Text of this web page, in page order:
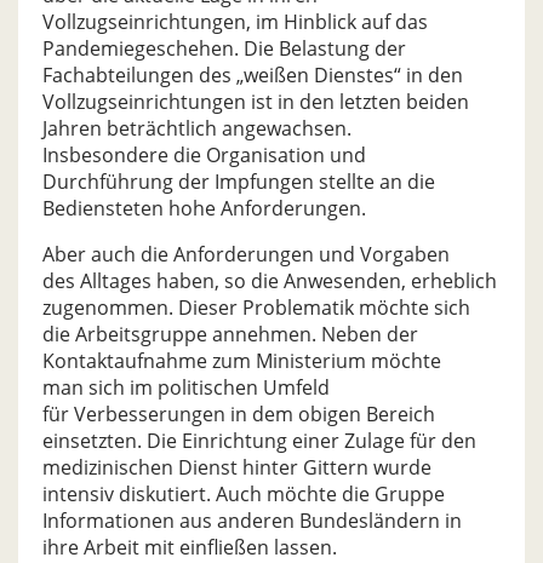
Vollzugseinrichtungen, im Hinblick auf das
Pandemiegeschehen. Die Belastung der
Fachabteilungen des „weißen Dienstes“ in den
Vollzugseinrichtungen ist in den letzten beiden
Jahren beträchtlich angewachsen.
Insbesondere die Organisation und
Durchführung der Impfungen stellte an die
Bediensteten hohe Anforderungen.
Aber auch die Anforderungen und Vorgaben
des Alltages haben, so die Anwesenden, erheblich
zugenommen. Dieser Problematik möchte sich
die Arbeitsgruppe annehmen. Neben der
Kontaktaufnahme zum Ministerium möchte
man sich im politischen Umfeld
für Verbesserungen in dem obigen Bereich
einsetzten. Die Einrichtung einer Zulage für den
medizinischen Dienst hinter Gittern wurde
intensiv diskutiert. Auch möchte die Gruppe
Informationen aus anderen Bundesländern in
ihre Arbeit mit einfließen lassen.